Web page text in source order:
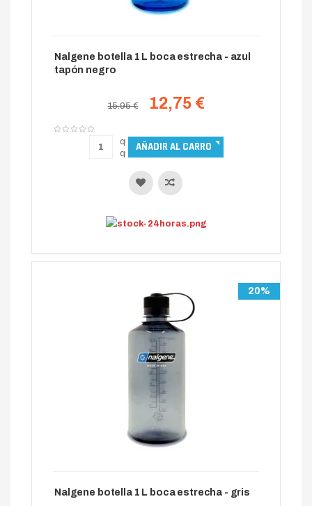
Nalgene botella 1 L boca estrecha - azul
tapón negro
15.95 € 12,75 €
20%
Nalgene botella 1 L boca estrecha - gris